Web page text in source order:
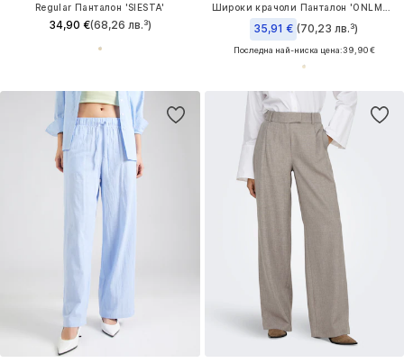
Regular Панталон 'SIESTA'
34,90 €(68,26 лв.³) 35,91 € (70,23 лв.³)
Последна най-ниска цена:39,90 €